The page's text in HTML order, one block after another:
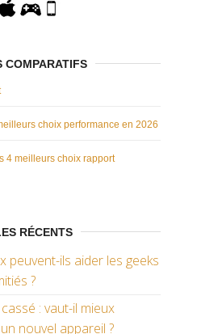
COMPARATIFS
choix performance en 2026
4 meilleurs choix rapport
RÉCENTS
peuvent-ils aider les geeks
?
: vaut-il mieux
nouvel appareil ?